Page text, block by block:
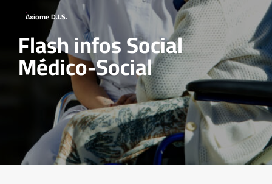
Axiome D.I.S.
Flash infos Social
Médico-Social